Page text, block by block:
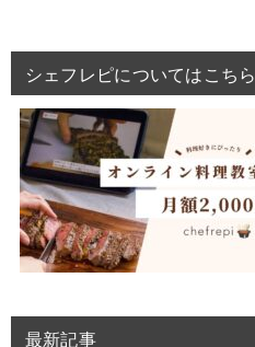
シェフレピについてはこちら
最新記事